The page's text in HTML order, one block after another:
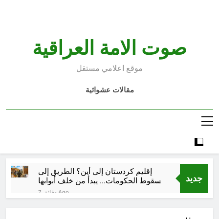
صوت الامة العراقية
موقع اعلامي مستقل
مقالات عشوائية
جديد
إقليم كردستان إلى أين؟ الطريق إلى
سقوط الحكومات… يبدأ من خلف أبوابها
المغلقة7 دقائق Ago